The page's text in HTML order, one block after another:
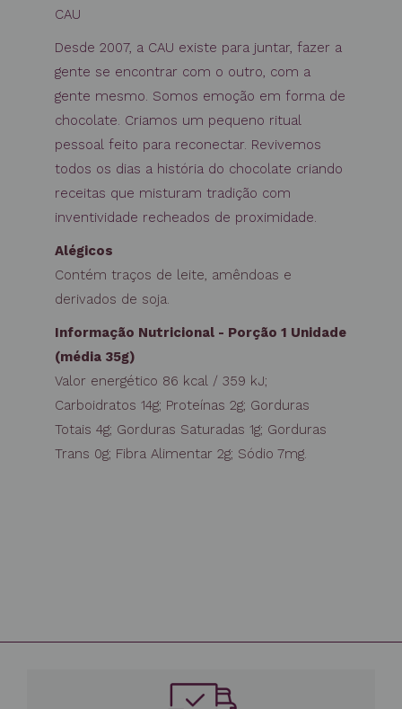
CAU
Desde 2007, a CAU existe para juntar, fazer a
gente se encontrar com o outro, com a
gente mesmo. Somos emoção em forma de
chocolate. Criamos um pequeno ritual
pessoal feito para reconectar. Revivemos
todos os dias a história do chocolate criando
receitas que misturam tradição com
inventividade recheados de proximidade.
Alégicos
Contém traços de leite, amêndoas e
derivados de soja.
Informação Nutricional - Porção 1 Unidade
(média 35g)
Valor energético 86 kcal / 359 kJ;
Carboidratos 14g; Proteínas 2g; Gorduras
Totais 4g; Gorduras Saturadas 1g; Gorduras
Trans 0g; Fibra Alimentar 2g; Sódio 7mg.